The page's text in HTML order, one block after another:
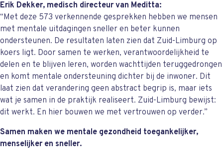
Erik Dekker, medisch directeur van Meditta:
“Met deze 573 verkennende gesprekken hebben we mensen
met mentale uitdagingen sneller en beter kunnen
ondersteunen. De resultaten laten zien dat Zuid-Limburg op
koers ligt. Door samen te werken, verantwoordelijkheid te
delen en te blijven leren, worden wachttijden teruggedrongen
en komt mentale ondersteuning dichter bij de inwoner. Dit
laat zien dat verandering geen abstract begrip is, maar iets
wat je samen in de praktijk realiseert. Zuid-Limburg bewijst:
dit werkt. En hier bouwen we met vertrouwen op verder.”
Samen maken we mentale gezondheid toegankelijker,
menselijker en sneller.